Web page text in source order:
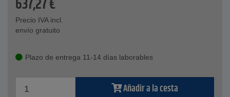
637,27€
Precio IVA incl.
envío gratuito
Plazo de entrega 11-14 días laborables
Añadir a la cesta